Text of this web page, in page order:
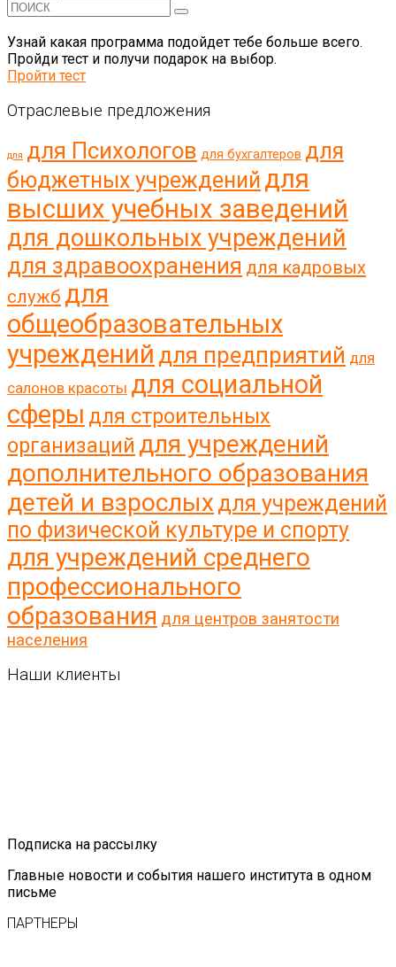
Узнай какая программа подойдет тебе больше всего.
Пройди тест и получи подарок на выбор.
Пройти тест
Отраслевые предложения
для для Психологов для бухгалтеров для
бюджетных учреждений для
высших учебных заведений
для дошкольных учреждений
для здравоохранения для кадровых
служб для
общеобразовательных
учреждений для предприятий для
салонов красоты для социальной
сферы для строительных
организаций для учреждений
дополнительного образования
детей и взрослых для учреждений
по физической культуре и спорту
для учреждений среднего
профессионального
образования для центров занятости
населения
Наши клиенты
Подписка на рассылку
Главные новости и события нашего института в одном
письме
ПАРТНЕРЫ